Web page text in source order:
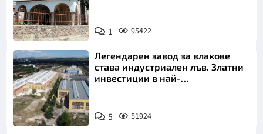
1 95422
Легендарен завод за влакове
става индустриален лъв. Златни
инвестиции в най-
5 51924